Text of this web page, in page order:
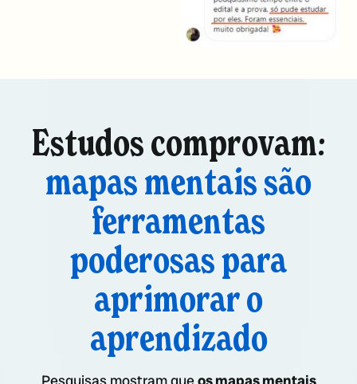
Estudos comprovam:
mapas mentais são
ferramentas
poderosas para
aprimorar o
aprendizado
Pesquisas mostram queos mapas mentais